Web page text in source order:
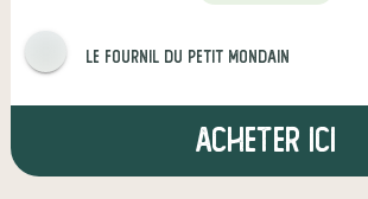
le fournil du petit mondain
Acheter ici